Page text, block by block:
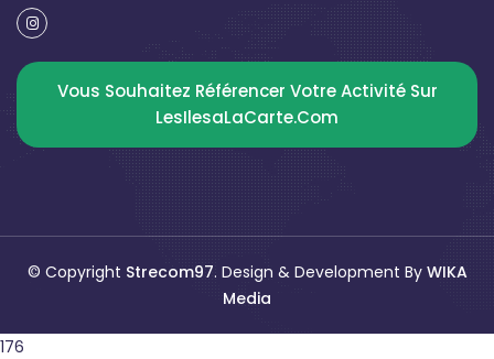
Vous Souhaitez Référencer Votre Activité Sur
LesIlesaLaCarte.com
© Copyright Strecom97. Design & Development By WIKA
Media
176